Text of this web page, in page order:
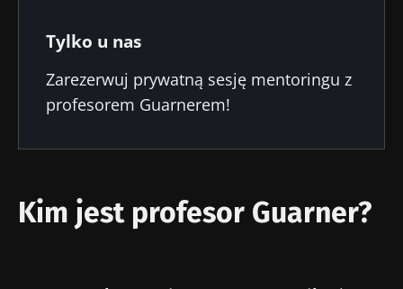
Tylko u nas
Zarezerwuj prywatną sesję mentoringu z
profesorem Guarnerem!
Kim jest profesor Guarner?